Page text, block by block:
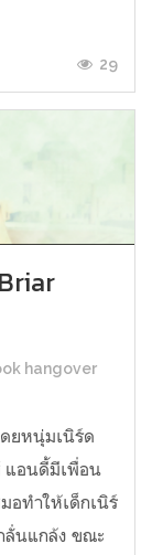
29
hangover
ดยหนุ่มเนิร์ด
แอนดี้มีเพื่อน
อทำให้เด็กเนิร์
ลั่นแกล้ง ขณะ